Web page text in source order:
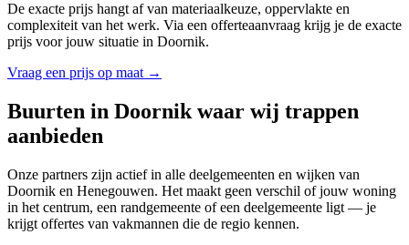
De exacte prijs hangt af van materiaalkeuze, oppervlakte en
complexiteit van het werk. Via een offerteaanvraag krijg je de exacte
prijs voor jouw situatie in Doornik.
Vraag een prijs op maat →
Buurten in Doornik waar wij trappen
aanbieden
Onze partners zijn actief in alle deelgemeenten en wijken van
Doornik en Henegouwen. Het maakt geen verschil of jouw woning
in het centrum, een randgemeente of een deelgemeente ligt — je
krijgt offertes van vakmannen die de regio kennen.